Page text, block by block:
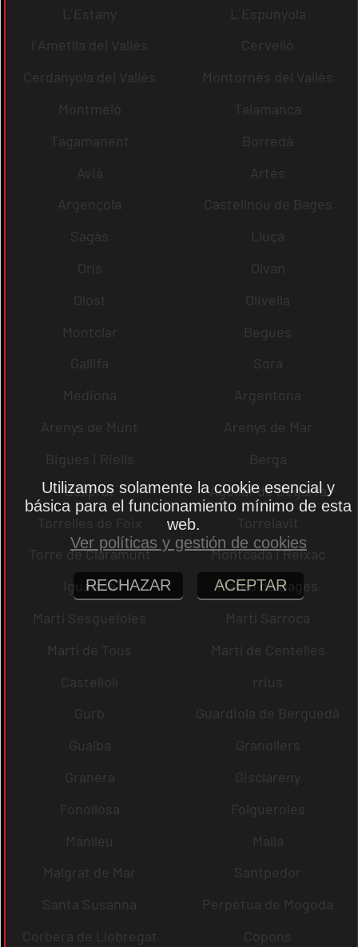
L´Estany
L´Espunyola
l´Ametlla del Vallès
Cervelló
Cerdanyola del Vallès
Montornès del Vallès
Montmeló
Talamanca
Tagamanent
Borredà
Avià
Artés
Argençola
Castellnou de Bages
Sagàs
Lluçà
Orís
Olvan
Olost
Olivella
Montclar
Begues
Gallifa
Sora
Mediona
Argentona
Arenys de Munt
Arenys de Mar
Bigues i Riells
Berga
Bellprat
Aguilar de Segarra
Torrelles de Foix
Torrelavit
Torre de Claramunt
Montcada i Reixac
Igualada
Mateu de Bages
Martí Sesgueioles
Martí Sarroca
Martí de Tous
Martí de Centelles
Castellolí
rrius
Gurb
Guardiola de Berguedà
Gualba
Granollers
Granera
Gisclareny
Fonollosa
Folgueroles
Manlleu
Malla
Malgrat de Mar
Santpedor
Santa Susanna
Perpètua de Mogoda
Corbera de Llobregat
Copons
Utilizamos solamente la cookie esencial y
básica para el funcionamiento mínimo de esta
web.
Ver políticas y gestión de cookies
RECHAZAR ACEPTAR